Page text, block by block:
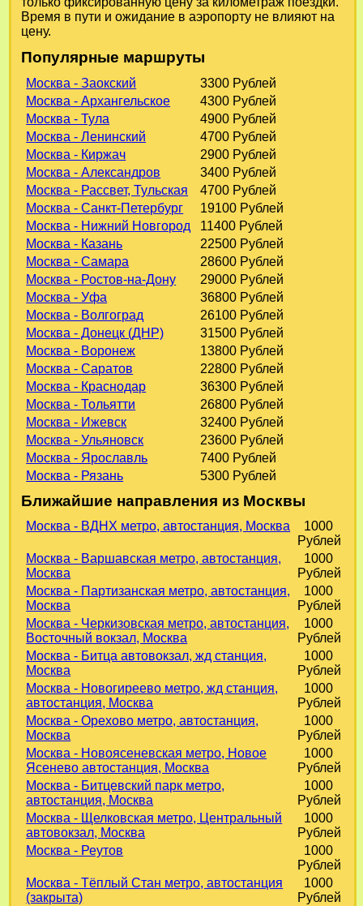
Время в пути и ожидание в аэропорту не влияют на
цену.
Популярные маршруты
Москва - Заокский
3300 Рублей
Москва - Архангельское
4300 Рублей
Москва - Тула
4900 Рублей
Москва - Ленинский
4700 Рублей
Москва - Киржач
2900 Рублей
Москва - Александров
3400 Рублей
Москва - Рассвет, Тульская
4700 Рублей
Москва - Санкт-Петербург
19100 Рублей
Москва - Нижний Новгород
11400 Рублей
Москва - Казань
22500 Рублей
Москва - Самара
28600 Рублей
Москва - Ростов-на-Дону
29000 Рублей
Москва - Уфа
36800 Рублей
Москва - Волгоград
26100 Рублей
Москва - Донецк (ДНР)
31500 Рублей
Москва - Воронеж
13800 Рублей
Москва - Саратов
22800 Рублей
Москва - Краснодар
36300 Рублей
Москва - Тольятти
26800 Рублей
Москва - Ижевск
32400 Рублей
Москва - Ульяновск
23600 Рублей
Москва - Ярославль
7400 Рублей
Москва - Рязань
5300 Рублей
Ближайшие направления из Москвы
Москва - ВДНХ метро, автостанция, Москва
1000
Рублей
Москва - Варшавская метро, автостанция,
Москва
1000
Рублей
Москва - Партизанская метро, автостанция,
Москва
1000
Рублей
Москва - Черкизовская метро, автостанция,
Восточный вокзал, Москва
1000
Рублей
Москва - Битца автовокзал, жд станция,
Москва
1000
Рублей
Москва - Новогиреево метро, жд станция,
автостанция, Москва
1000
Рублей
Москва - Орехово метро, автостанция,
Москва
1000
Рублей
Москва - Новоясеневская метро, Новое
Ясенево автостанция, Москва
1000
Рублей
Москва - Битцевский парк метро,
автостанция, Москва
1000
Рублей
Москва - Щелковская метро, Центральный
автовокзал, Москва
1000
Рублей
Москва - Реутов
1000
Рублей
Москва - Тёплый Стан метро, автостанция
(закрыта)
1000
Рублей